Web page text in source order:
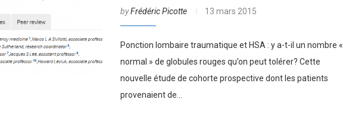
byFrédéric Picotte 13 mars 2015
Ponction lombaire traumatique et HSA : y a-t-il un nombre «
normal » de globules rouges qu’on peut tolérer? Cette
nouvelle étude de cohorte prospective dont les patients
provenaient de…